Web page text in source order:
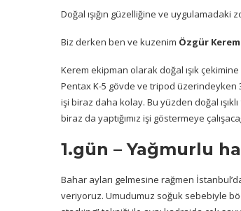
Doğal ışığın güzelliğine ve uygulamadaki
Biz derken ben ve kuzenim Özgür
Kerem ekipman olarak doğal ışık
Pentax K-5 gövde ve tripod üzerindeyken
işi biraz daha kolay. Bu yüzden doğal
biraz da yaptığımız işi göstermeye
1.gün – Yağmurlu
Bahar ayları gelmesine rağmen
veriyoruz. Umudumuz soğuk sebebiyle